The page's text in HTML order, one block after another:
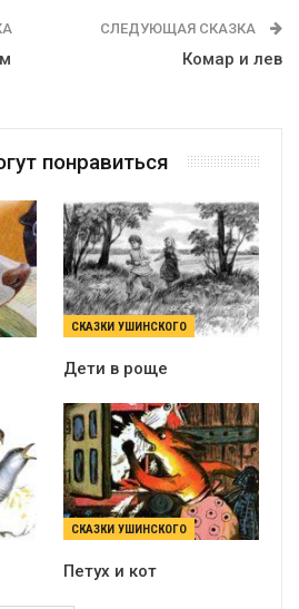
СЛЕДУЮЩАЯ СКАЗКА
Комар и лев
понравиться
СКАЗКИ УШИНСКОГО
Дети в роще
СКАЗКИ УШИНСКОГО
Петух и кот